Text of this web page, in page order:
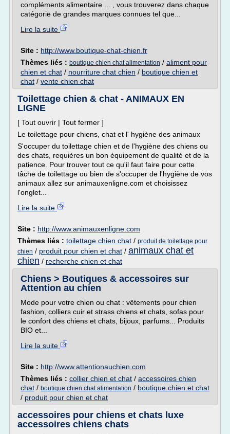
compléments alimentaire ... , vous trouverez dans chaque
catégorie de grandes marques connues tel que...
Lire la suite
Site : http://www.boutique-chat-chien.fr
Thèmes liés : boutique chien chat alimentation / aliment pour
chien et chat / nourriture chat chien / boutique chien et
chat / vente chien chat
Toilettage chien & chat - ANIMAUX EN
LIGNE
[ Tout ouvrir | Tout fermer ]
Le toilettage pour chiens, chat et l' hygiène des animaux
S'occuper du toilettage chien et de l'hygiène des chiens ou
des chats, requières un bon équipement de qualité et de la
patience. Pour trouver tout ce qu'il faut faire pour cette
tâche de toilettage ou bien de s'occuper de l'hygiène de vos
animaux allez sur animauxenligne.com et choisissez
l'onglet...
Lire la suite
Site : http://www.animauxenligne.com
Thèmes liés : toilettage chien chat / produit de toilettage pour
chien / produit pour chien et chat / animaux chat et
chien / recherche chien et chat
Chiens > Boutiques & accessoires sur
Attention au chien
Mode pour votre chien ou chat : vêtements pour chien
fashion, colliers cuir et strass chiens et chats, sofas pour
le confort des chiens et chats, bijoux, parfums... Produits
BIO et...
Lire la suite
Site : http://www.attentionauchien.com
Thèmes liés : collier chien et chat / accessoires chien
chat / boutique chien chat alimentation / boutique chien et chat
/ produit pour chien et chat
accessoires pour chiens et chats luxe
accessoires chiens chats